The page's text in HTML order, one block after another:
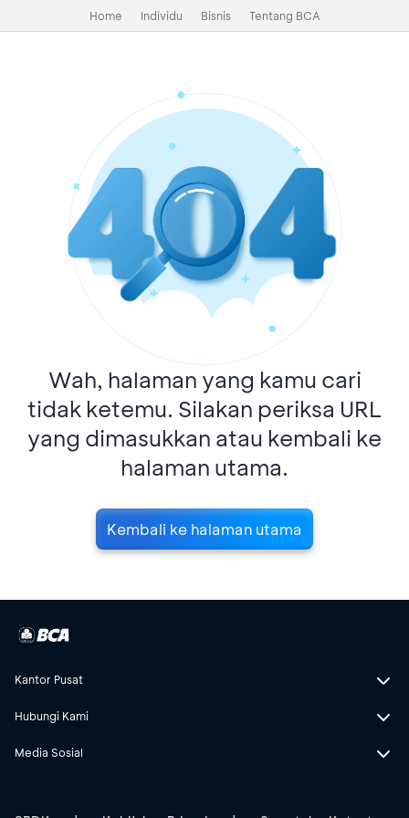
Home Individu Bisnis Tentang BCA
Wah, halaman yang kamu cari
tidak ketemu. Silakan periksa URL
yang dimasukkan atau kembali ke
halaman utama.
Kembali ke halaman utama
Kantor Pusat
Hubungi Kami
Media Sosial